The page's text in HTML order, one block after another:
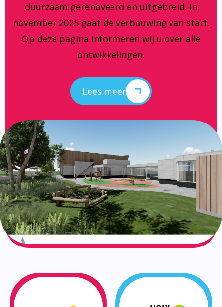
duurzaam gerenoveerd en uitgebreid. In
november 2025 gaat de verbouwing van start.
Op deze pagina informeren wij u over alle
ontwikkelingen.
Lees meer